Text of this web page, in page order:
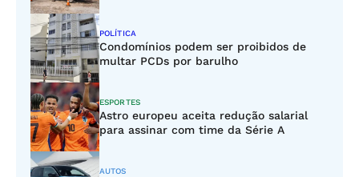
POLÍTICA
Condomínios podem ser proibidos de
multar PCDs por barulho
ESPORTES
Astro europeu aceita redução salarial
para assinar com time da Série A
AUTOS